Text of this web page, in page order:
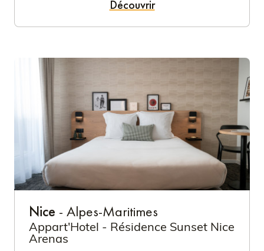
Découvrir
Nice - Alpes-Maritimes
Appart'Hotel - Résidence Sunset Nice
Arenas